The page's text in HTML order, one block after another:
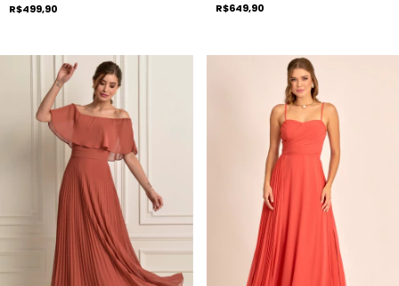
R$499,90 R$649,90